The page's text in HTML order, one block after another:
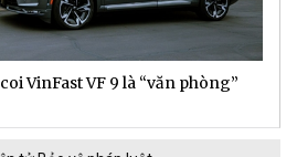
VinFast VF 9 là “văn phòng”